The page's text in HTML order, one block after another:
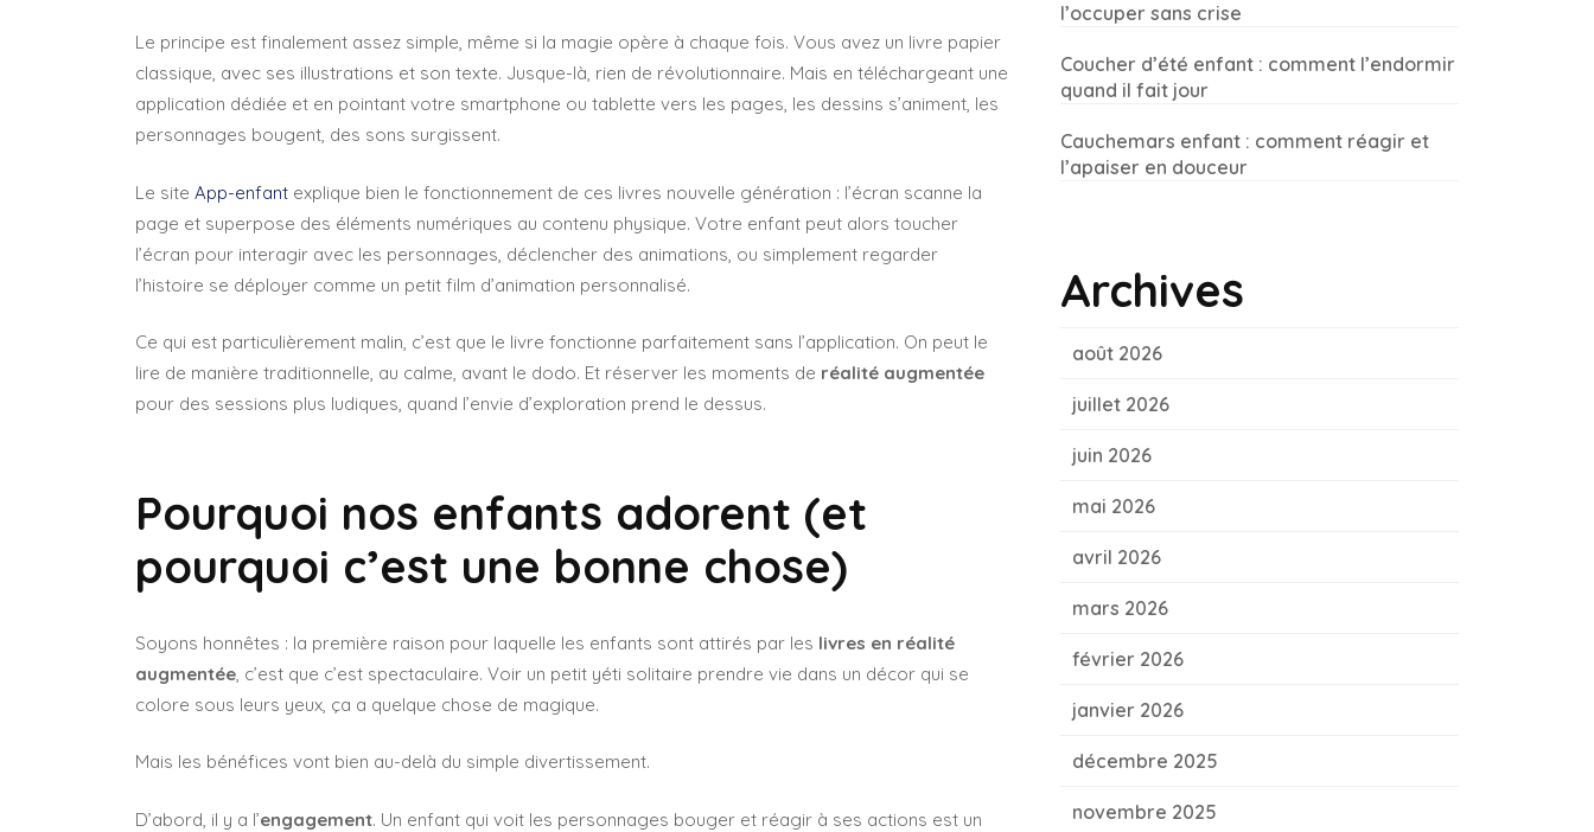
Le principe est finalement assez simple, même si la magie opère à chaque fois. Vous avez un livre papier
classique, avec ses illustrations et son texte. Jusque-là, rien de révolutionnaire. Mais en téléchargeant une
application dédiée et en pointant votre smartphone ou tablette vers les pages, les dessins s’animent, les
personnages bougent, des sons surgissent.
Le site App-enfant explique bien le fonctionnement de ces livres nouvelle génération : l’écran scanne la
page et superpose des éléments numériques au contenu physique. Votre enfant peut alors toucher
l’écran pour interagir avec les personnages, déclencher des animations, ou simplement regarder
l’histoire se déployer comme un petit film d’animation personnalisé.
Ce qui est particulièrement malin, c’est que le livre fonctionne parfaitement sans l’application. On peut le
lire de manière traditionnelle, au calme, avant le dodo. Et réserver les moments de réalité augmentée
pour des sessions plus ludiques, quand l’envie d’exploration prend le dessus.
Pourquoi nos enfants adorent (et
pourquoi c’est une bonne chose)
Soyons honnêtes : la première raison pour laquelle les enfants sont attirés par les livres en réalité
augmentée , c’est que c’est spectaculaire. Voir un petit yéti solitaire prendre vie dans un décor qui se
colore sous leurs yeux, ça a quelque chose de magique.
Mais les bénéfices vont bien au-delà du simple divertissement.
D’abord, il y a l’engagement. Un enfant qui voit les personnages bouger et réagir à ses actions est un
l’occuper sans crise
Coucher d’été enfant : comment l’endormir
quand il fait jour
Cauchemars enfant : comment réagir et
l’apaiser en douceur
Archives
août 2026
juillet 2026
juin 2026
mai 2026
avril 2026
mars 2026
février 2026
janvier 2026
décembre 2025
novembre 2025